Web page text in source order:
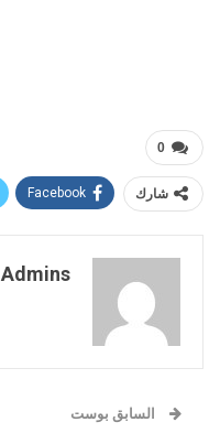
0
شارك Facebook
Admins
السابق بوست